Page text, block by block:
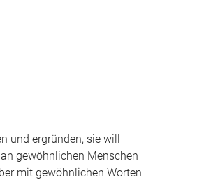
und ergründen, sie will
gewöhnlichen Menschen
mit gewöhnlichen Worten